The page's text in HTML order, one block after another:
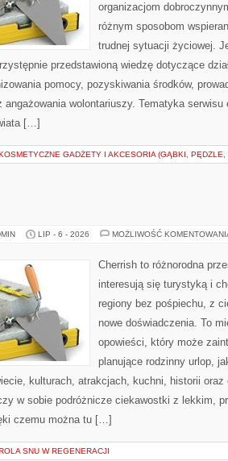
organizacjom
różnym sposobom
trudnej sytuacji życiowej.
przedstawioną wiedzę dotyczące
pomocy, pozyskiwania środków,
angażowania wolontariuszy. Tematyka
[…]
GADŻETY I AKCESORIA (GĄBKI, PĘDZLE,
LIP - 6 - 2026 MOŻLIWOŚĆ
Cherrish to różnorodna
interesują się turystyką i
regiony bez pośpiechu, z
nowe doświadczenia. To
opowieści, który może
planujące rodzinny urlop,
kulturach, atrakcjach, kuchni, historii
w sobie podróżnicze ciekawostki z lekkim,
czemu można tu […]
SNU W REGENERACJI